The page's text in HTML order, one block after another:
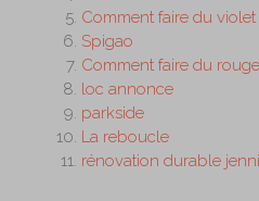
Comment faire du violet
Spigao
Comment faire du
loc annonce
parkside
La reboucle
rénovation durable